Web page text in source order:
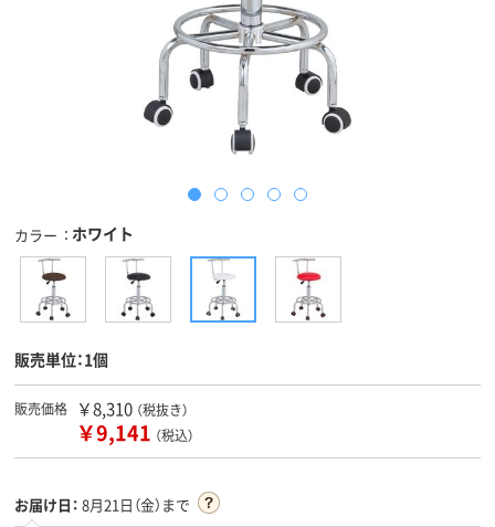
カラー ホワイト
販売単位：1個
販売価格 ￥8,310 （税抜き）
￥9,141 （税込）
お届け日： 8月21日（金）まで